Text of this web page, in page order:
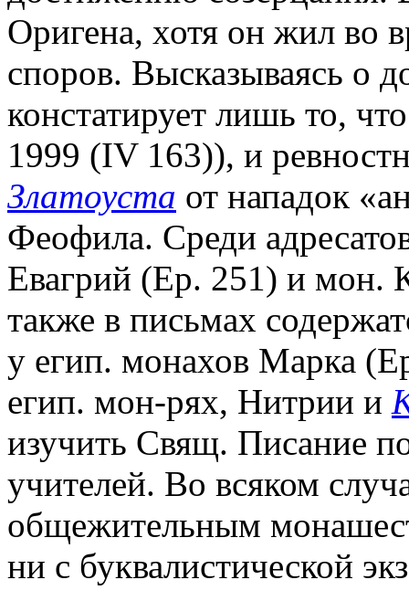
Оригена, хотя он жил во
споров. Высказываясь о
констатирует лишь то,
1999 (IV 163)), и
Златоуста от нападок
Феофила. Среди
Евагрий (Ep. 251) и мон.
также в письмах
у егип. монахов Марка
егип. мон-рях, Нитрии и
изучить Свящ. Писание
учителей. Во всяком
общежительным
ни с буквалистической